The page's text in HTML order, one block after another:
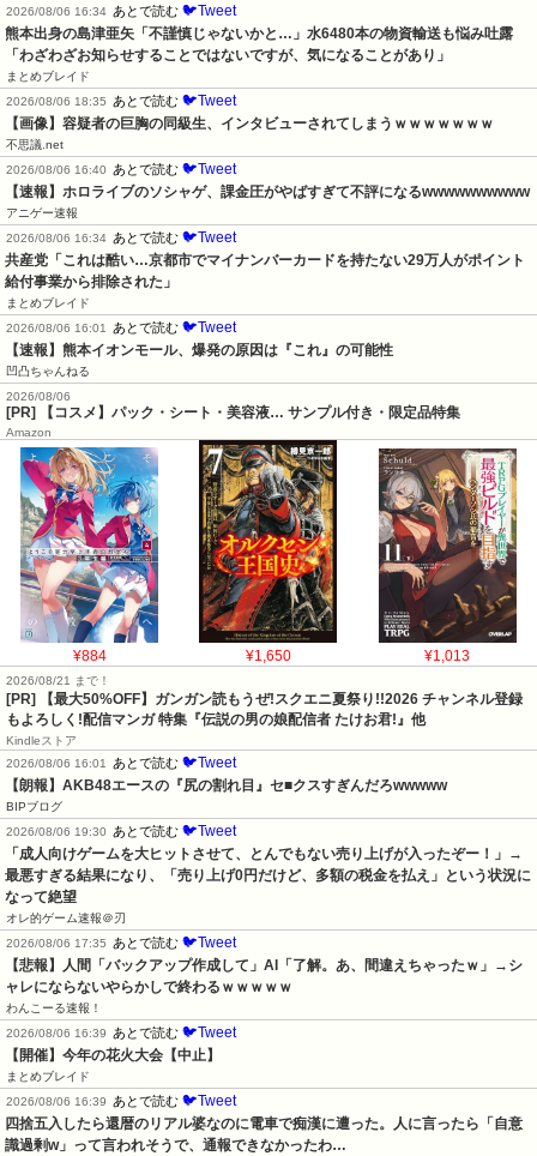
2026/08/06 16:34 あとで読む 🐦Tweet
熊本出身の島津亜矢「不謹慎じゃないかと…」水6480本の物資輸送も悩み吐露
「わざわざお知らせすることではないですが、気になることがあり」
まとめブレイド
2026/08/06 18:35
あとで読む 🐦Tweet
【画像】容疑者の巨胸の同級生、インタビューされてしまうｗｗｗｗｗｗｗ
不思議.net
2026/08/06 16:40
あとで読む 🐦Tweet
【速報】ホロライブのソシャゲ、課金圧がやばすぎて不評になるwwwwwwwwww
アニゲー速報
2026/08/06 16:34 あとで読む 🐦Tweet
共産党「これは酷い…京都市でマイナンバーカードを持たない29万人がポイント
給付事業から排除された」
まとめブレイド
2026/08/06 16:01
あとで読む 🐦Tweet
【速報】熊本イオンモール、爆発の原因は『これ』の可能性
凹凸ちゃんねる
2026/08/06
[PR] 【コスメ】パック・シート・美容液… サンプル付き・限定品特集
Amazon
¥884 ¥1,650 ¥1,013
2026/08/21 まで！
[PR] 【最大50%OFF】ガンガン読もうぜ!スクエニ夏祭り!!2026 チャンネル登録
もよろしく!配信マンガ 特集『伝説の男の娘配信者 たけお君!』他
Kindleストア
2026/08/06 16:01
あとで読む 🐦Tweet
【朗報】AKB48エースの『尻の割れ目』セ■クスすぎんだろwwwww
BIPブログ
2026/08/06 19:30
あとで読む 🐦Tweet
「成人向けゲームを大ヒットさせて、とんでもない売り上げが入ったぞー！」→
最悪すぎる結果になり、「売り上げ0円だけど、多額の税金を払え」という状況に
なって絶望
オレ的ゲーム速報＠刃
2026/08/06 17:35
あとで読む 🐦Tweet
【悲報】人間「バックアップ作成して」AI「了解。あ、間違えちゃったｗ」→シ
ャレにならないやらかしで終わるｗｗｗｗｗ
わんこーる速報！
2026/08/06 16:39
あとで読む 🐦Tweet
【開催】今年の花火大会【中止】
まとめブレイド
2026/08/06 16:39
あとで読む 🐦Tweet
四捨五入したら還暦のリアル婆なのに電車で痴漢に遭った。人に言ったら「自意
識過剰w」って言われそうで、通報できなかったわ…